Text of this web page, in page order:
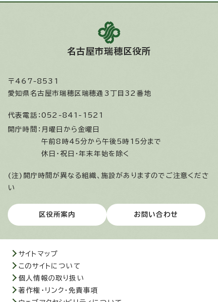
名古屋市瑞穂区役所
〒467-8531
愛知県名古屋市瑞穂区瑞穂通3丁目32番地
代表電話： 052-841-1521
開庁時間： 月曜日から金曜日
午前8時45分から午後5時15分まで
休日・祝日・年末年始を除く
(注)開庁時間が異なる組織、施設がありますのでご注意くださ
い
区役所案内 お問い合わせ
サイトマップ
このサイトについて
個人情報の取り扱い
著作権・リンク・免責事項